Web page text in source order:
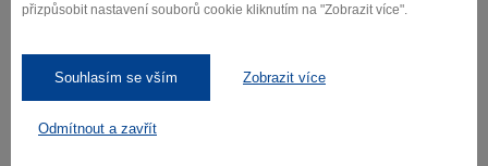
přizpůsobit nastavení souborů cookie kliknutím na "Zobrazit více".
Souhlasím se vším Zobrazit více
Odmítnout a zavřít
Pavlov